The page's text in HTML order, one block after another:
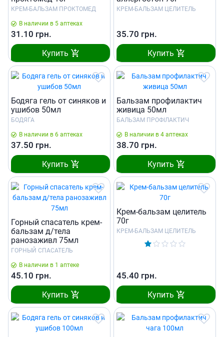
КРЕМ-БАЛЬЗАМ ПРОКТОМЕД
В наличии в 5 аптеках
31.10 грн.
Купить
КРЕМ-БАЛЬЗАМ ЦЕЛИТЕЛЬ
35.70 грн.
Купить
Бодяга гель от синяков и
ушибов 50мл
БОДЯГА
В наличии в 6 аптеках
37.50 грн.
Купить
Бальзам профилактич
живица 50мл
БАЛЬЗАМ ПРОФІЛАКТИЧ
В наличии в 4 аптеках
38.70 грн.
Купить
Горный спасатель крем-
бальзам д/тела
ранозаживл 75мл
ГОРНЫЙ СПАСАТЕЛЬ
В наличии в 1 аптеке
45.10 грн.
Купить
Крем-бальзам целитель
70г
КРЕМ-БАЛЬЗАМ ЦЕЛИТЕЛЬ
45.40 грн.
Купить